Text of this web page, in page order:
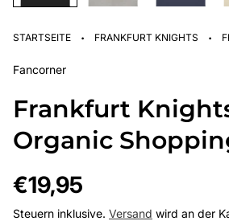
STARTSEITE · FRANKFURT KNIGHTS ·
Fancorner
Frankfurt
Organic
Regulärer
Preis
€19,95
Steuern inklusive. Versand wird an der